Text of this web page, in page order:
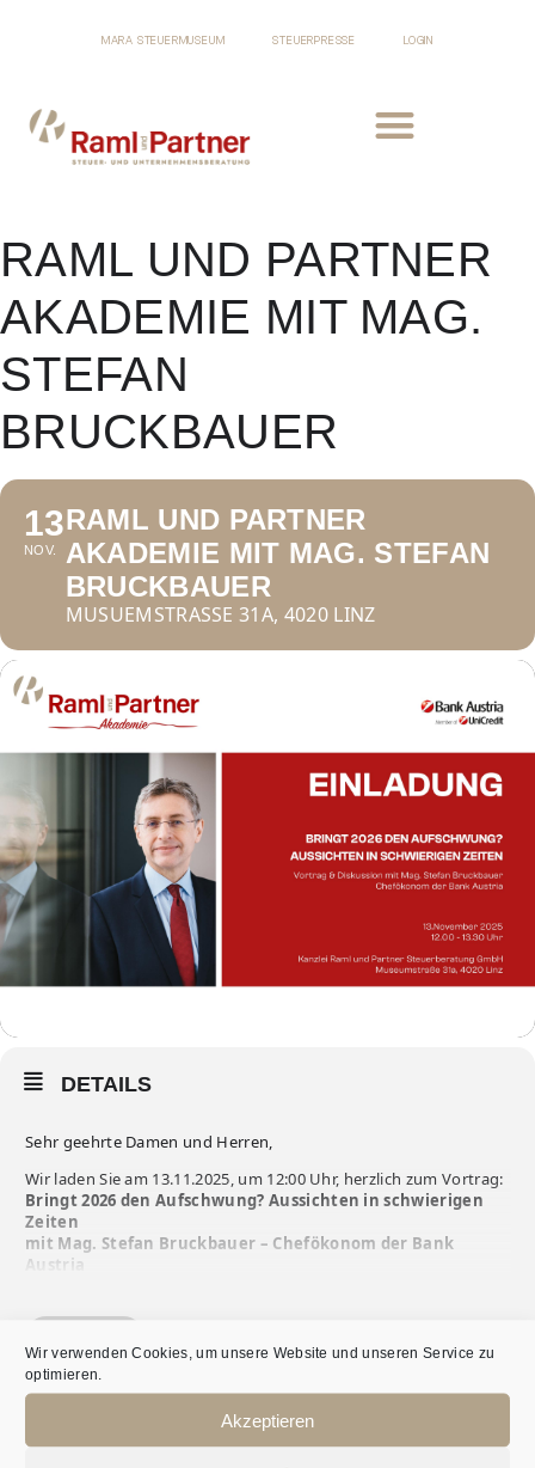
Wir verwenden Cookies, um unsere Website und unseren Service zu
optimieren.
Akzeptieren
MARA STEUERMUSEUM STEUERPRESSE LOGIN
RAML UND PARTNER
AKADEMIE MIT MAG.
STEFAN
BRUCKBAUER
13
NOV.
RAML UND PARTNER
AKADEMIE MIT MAG. STEFAN
BRUCKBAUER
MUSUEMSTRASSE 31A, 4020 LINZ
DETAILS
Sehr geehrte Damen und Herren,
Wir laden Sie am 13.11.2025, um 12:00 Uhr, herzlich zum Vortrag:
Bringt 2026 den Aufschwung? Aussichten in schwierigen
Zeiten
mit Mag. Stefan Bruckbauer – Chefökonom der Bank
Austria
Nach der erneuten konjunkturellen Enttäuschung 2025 mit
lediglich Stagnation für Österreichs Wirtschaft scheinen die
Rahmenbedingungen auch für 2026 herausfordernd. Zwar sind
die Zinsen deutlich gesunken, die Realeinkommen leicht
gestiegen, aber die Inflation blieb hoch und der Arbeitsmarkt
zeigt zunehmend Zeichen der Schwäche. Dazu kommen die